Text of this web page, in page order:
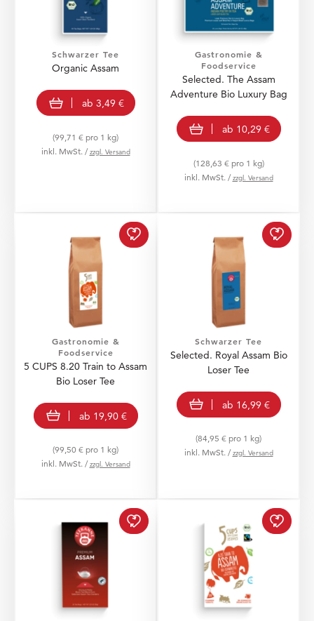
Schwarzer Tee
Organic Assam
view product
ab 3,49 €
(99,71 € pro 1 kg)
inkl. MwSt. /zzgl. Versand
Gastronomie &
Foodservice
Selected. The Assam
Adventure Bio Luxury Bag
view product
ab 10,29 €
(128,63 € pro 1 kg)
inkl. MwSt. /zzgl. Versand
5 CUPS 8.20 Train to
Gastronomie &
Foodservice
5 CUPS 8.20 Train to Assam
Bio Loser Tee
view product
ab 19,90 €
(99,50 € pro 1 kg)
inkl. MwSt. /zzgl. Versand
Schwarzer Tee
Selected. Royal Assam Bio
Loser Tee
view product
ab 16,99 €
(84,95 € pro 1 kg)
inkl. MwSt. /zzgl. Versand
Premium Assam zur
5